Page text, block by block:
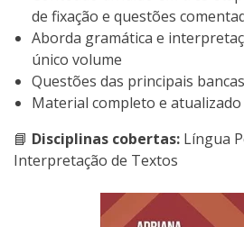
de fixação e questões
Aborda gramática e
único volume
Questões das principais
Material completo e atualizado
📘 Disciplinas cobertas: Língua
Interpretação de Textos